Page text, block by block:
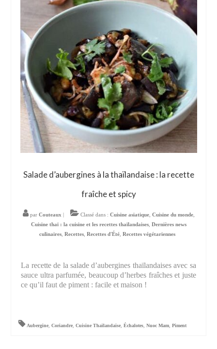
Salade d’aubergines à la thaïlandaise : la recette
fraîche et spicy
par Couteaux Classé dans : Cuisine asiatique, Cuisine du monde,
Cuisine thaï : la cuisine et les recettes thaïlandaises, Dernières news
culinaires Recettes Recettes d'Été Recettes végétariennes
La recette de la salade d’aubergines thaïlandaises avec sa
sauce ultra parfumée, beaucoup d’herbes fraîches et juste
ce qu’il faut de piment : facile et maison !
Aubergine,Coriandre,Cuisine Thaïlandaise,Échalotes,Nuoc Mam,Piment